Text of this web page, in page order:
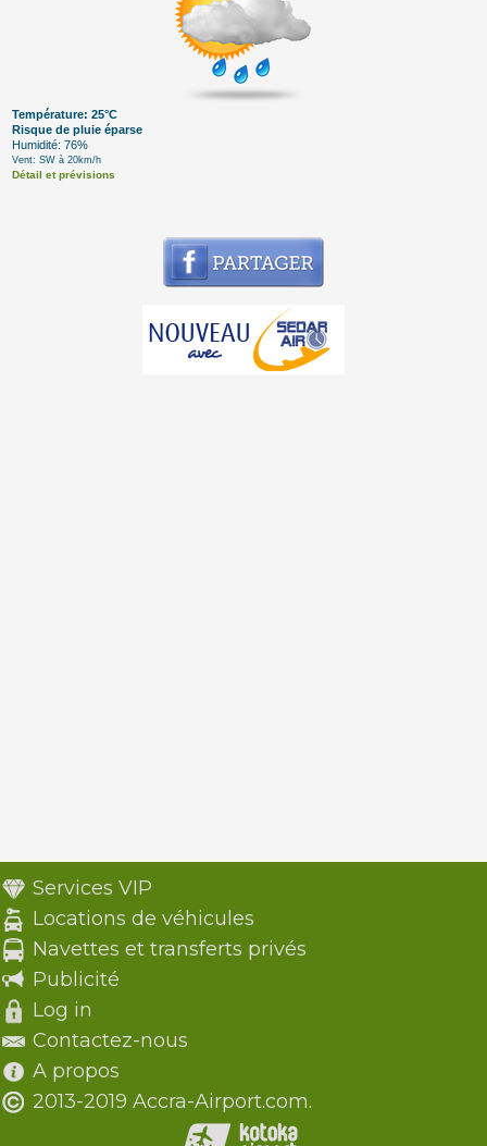
Température: 25°C
Risque de pluie éparse
Humidité: 76%
Vent: SW à 20km/h
Détail et prévisions
Services VIP
Locations de véhicules
Navettes et transferts privés
Publicité
Log in
Contactez-nous
A propos
2013-2019 Accra-Airport.com.